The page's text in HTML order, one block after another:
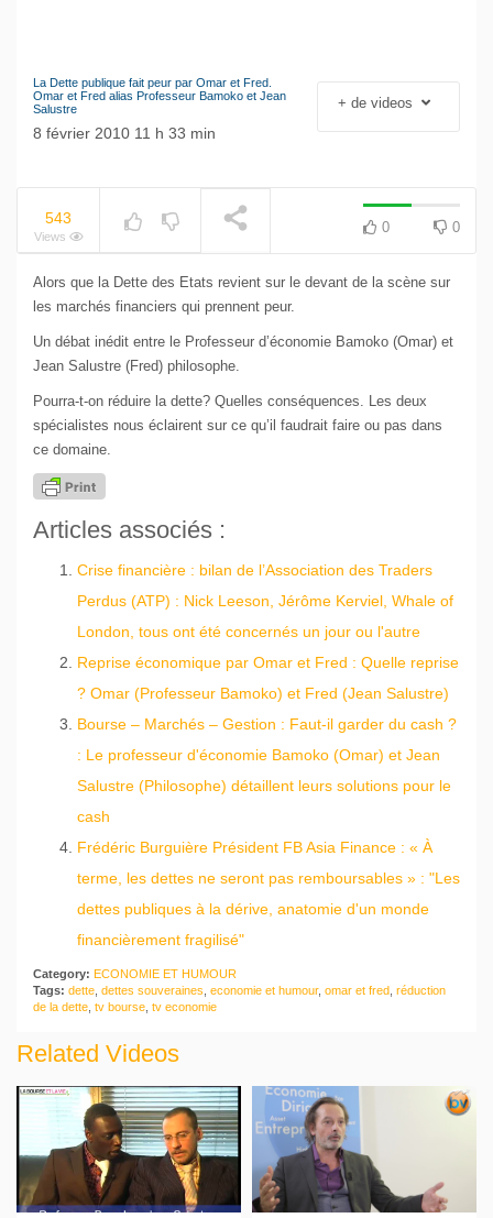
Le séisme industriel
La Dette publique fait peur par Omar et Fred.
Omar et Fred alias Professeur Bamoko et Jean
Salustre
8 février 2010 11 h 33 min
+ de videos
543
Views
0 0
Alors que la Dette des Etats revient sur le devant de la scène sur
les marchés financiers qui prennent peur.
Un débat inédit entre le Professeur d’économie Bamoko (Omar) et
Jean Salustre (Fred) philosophe.
Pourra-t-on réduire la dette? Quelles conséquences. Les deux
spécialistes nous éclairent sur ce qu’il faudrait faire ou pas dans
ce domaine.
Articles associés :
Crise financière : bilan de l’Association des Traders
Perdus (ATP) : Nick Leeson, Jérôme Kerviel, Whale of
London, tous ont été concernés un jour ou l'autre
Reprise économique par Omar et Fred : Quelle reprise
? Omar (Professeur Bamoko) et Fred (Jean Salustre)
Bourse – Marchés – Gestion : Faut-il garder du cash ?
: Le professeur d'économie Bamoko (Omar) et Jean
Salustre (Philosophe) détaillent leurs solutions pour le
cash
Frédéric Burguière Président FB Asia Finance : « À
terme, les dettes ne seront pas remboursables » : "Les
dettes publiques à la dérive, anatomie d'un monde
financièrement fragilisé"
Category: ECONOMIE ET HUMOUR
Tags: dette dettes souveraines economie et humour, omar et fred réduction
de la dette tv bourse tv economie
Related Videos